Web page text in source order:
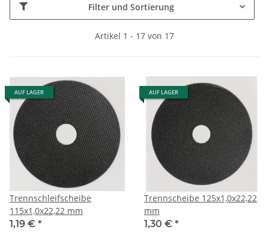
Filter und Sortierung
Artikel 1 - 17 von 17
AUF LAGER
Trennschleifscheibe
115x1,0x22,22 mm
1,19 € *
AUF LAGER
Trennscheibe 125x1,0x22,22
mm
1,30 € *